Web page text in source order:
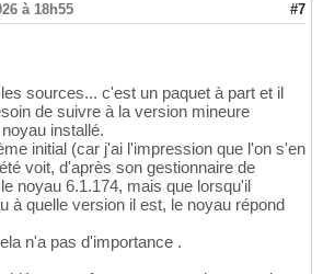
à 18h55 #7
sources... c'est un paquet à part et il
de suivre à la version mineure
installé.
initial (car j'ai l'impression que l'on s'en
voit, d'après son gestionnaire de
noyau 6.1.174, mais que lorsqu'il
à quelle version il est, le noyau répond
n'a pas d'importance .